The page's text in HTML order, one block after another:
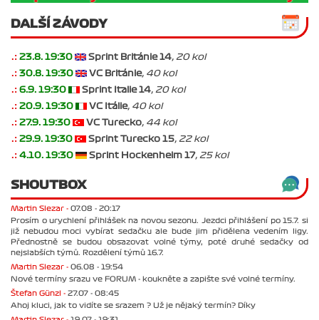
DALŠÍ ZÁVODY
.: 23.8. 19:30 Sprint Británie 14, 20 kol
.: 30.8. 19:30 VC Británie, 40 kol
.: 6.9. 19:30 Sprint Italie 14, 20 kol
.: 20.9. 19:30 VC Itálie, 40 kol
.: 27.9. 19:30 VC Turecko, 44 kol
.: 29.9. 19:30 Sprint Turecko 15, 22 kol
.: 4.10. 19:30 Sprint Hockenheim 17, 25 kol
SHOUTBOX
Martin Slezar - 07.08 - 20:17
Prosím o urychlení přihlášek na novou sezonu. Jezdci přihlášení po 15.7. si
již nebudou moci vybírat sedačku ale bude jim přidělena vedením ligy.
Přednostně se budou obsazovat volné týmy, poté druhé sedačky od
nejslabších týmů. Rozdělení týmů 16.7.
Martin Slezar - 06.08 - 19:54
Nové termíny srazu ve FORUM - koukněte a zapište své volné termíny.
Štefan Günzl - 27.07 - 08:45
Ahoj kluci, jak to vidíte se srazem ? Už je nějaký termín? Díky